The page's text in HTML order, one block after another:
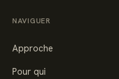
NAVIGUER
Approche
Pour qui